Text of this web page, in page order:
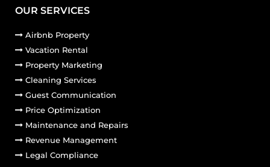
OUR SERVICES
Airbnb Property
Vacation Rental
Property Marketing
Cleaning Services
Guest Communication
Price Optimization
Maintenance and Repairs
Revenue Management
Legal Compliance